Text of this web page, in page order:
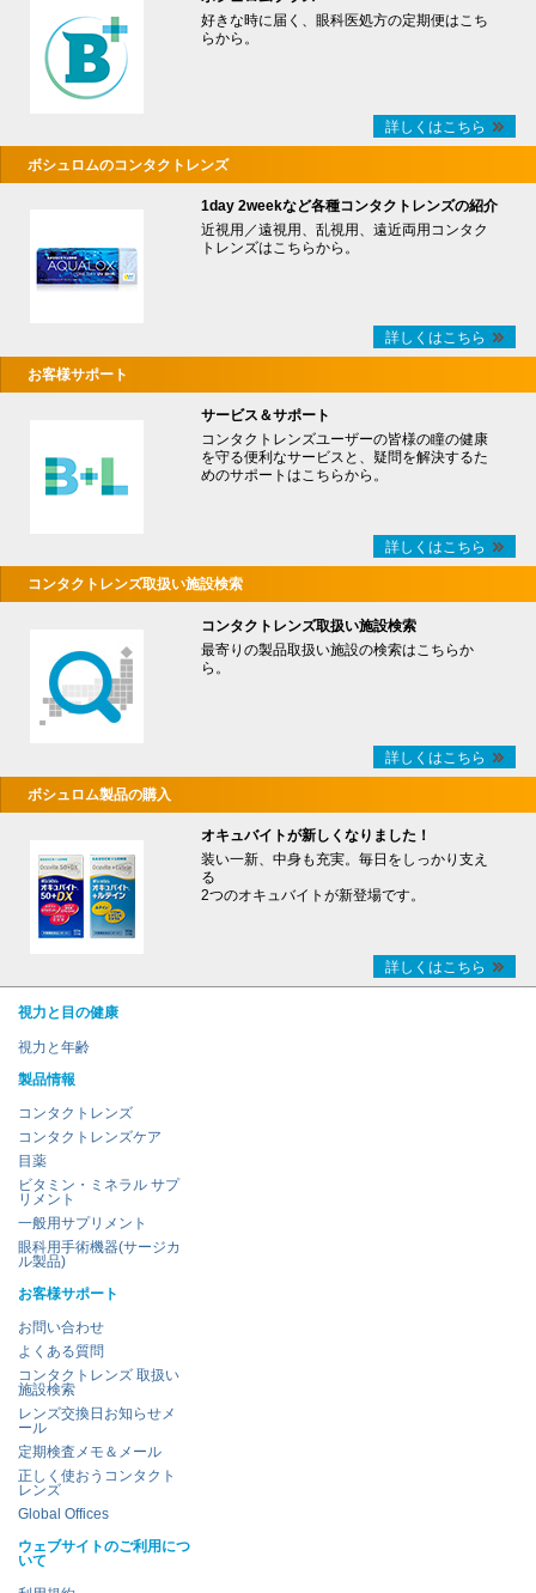
好きな時に届く、眼科医処方の定期便はこち
らから。
詳しくはこちら
ボシュロムのコンタクトレンズ
1day 2weekなど各種コンタクトレンズの紹介
近視用／遠視用、乱視用、遠近両用コンタク
トレンズはこちらから。
詳しくはこちら
お客様サポート
サービス＆サポート
コンタクトレンズユーザーの皆様の瞳の健康
を守る便利なサービスと、疑問を解決するた
めのサポートはこちらから。
詳しくはこちら
コンタクトレンズ取扱い施設検索
コンタクトレンズ取扱い施設検索
最寄りの製品取扱い施設の検索はこちらか
ら。
詳しくはこちら
ボシュロム製品の購入
オキュバイトが新しくなりました！
装い一新、中身も充実。毎日をしっかり支え
る
2つのオキュバイトが新登場です。
詳しくはこちら
視力と目の健康
視力と年齢
製品情報
コンタクトレンズ
コンタクトレンズケア
目薬
ビタミン・ミネラル サプ
リメント
一般用サプリメント
眼科用手術機器(サージカ
ル製品)
お客様サポート
お問い合わせ
よくある質問
コンタクトレンズ 取扱い
施設検索
レンズ交換日お知らせメ
ール
定期検査メモ＆メール
正しく使おうコンタクト
レンズ
Global Offices
ウェブサイトのご利用につ
いて